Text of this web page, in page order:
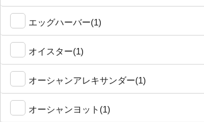
エッグハーバー(1)
オイスター(1)
オーシャンアレキサンダー(1)
オーシャンヨット(1)